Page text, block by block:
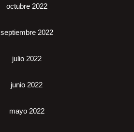
octubre 2022
septiembre 2022
julio 2022
junio 2022
mayo 2022